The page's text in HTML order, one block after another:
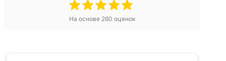
На основе 260 оценок